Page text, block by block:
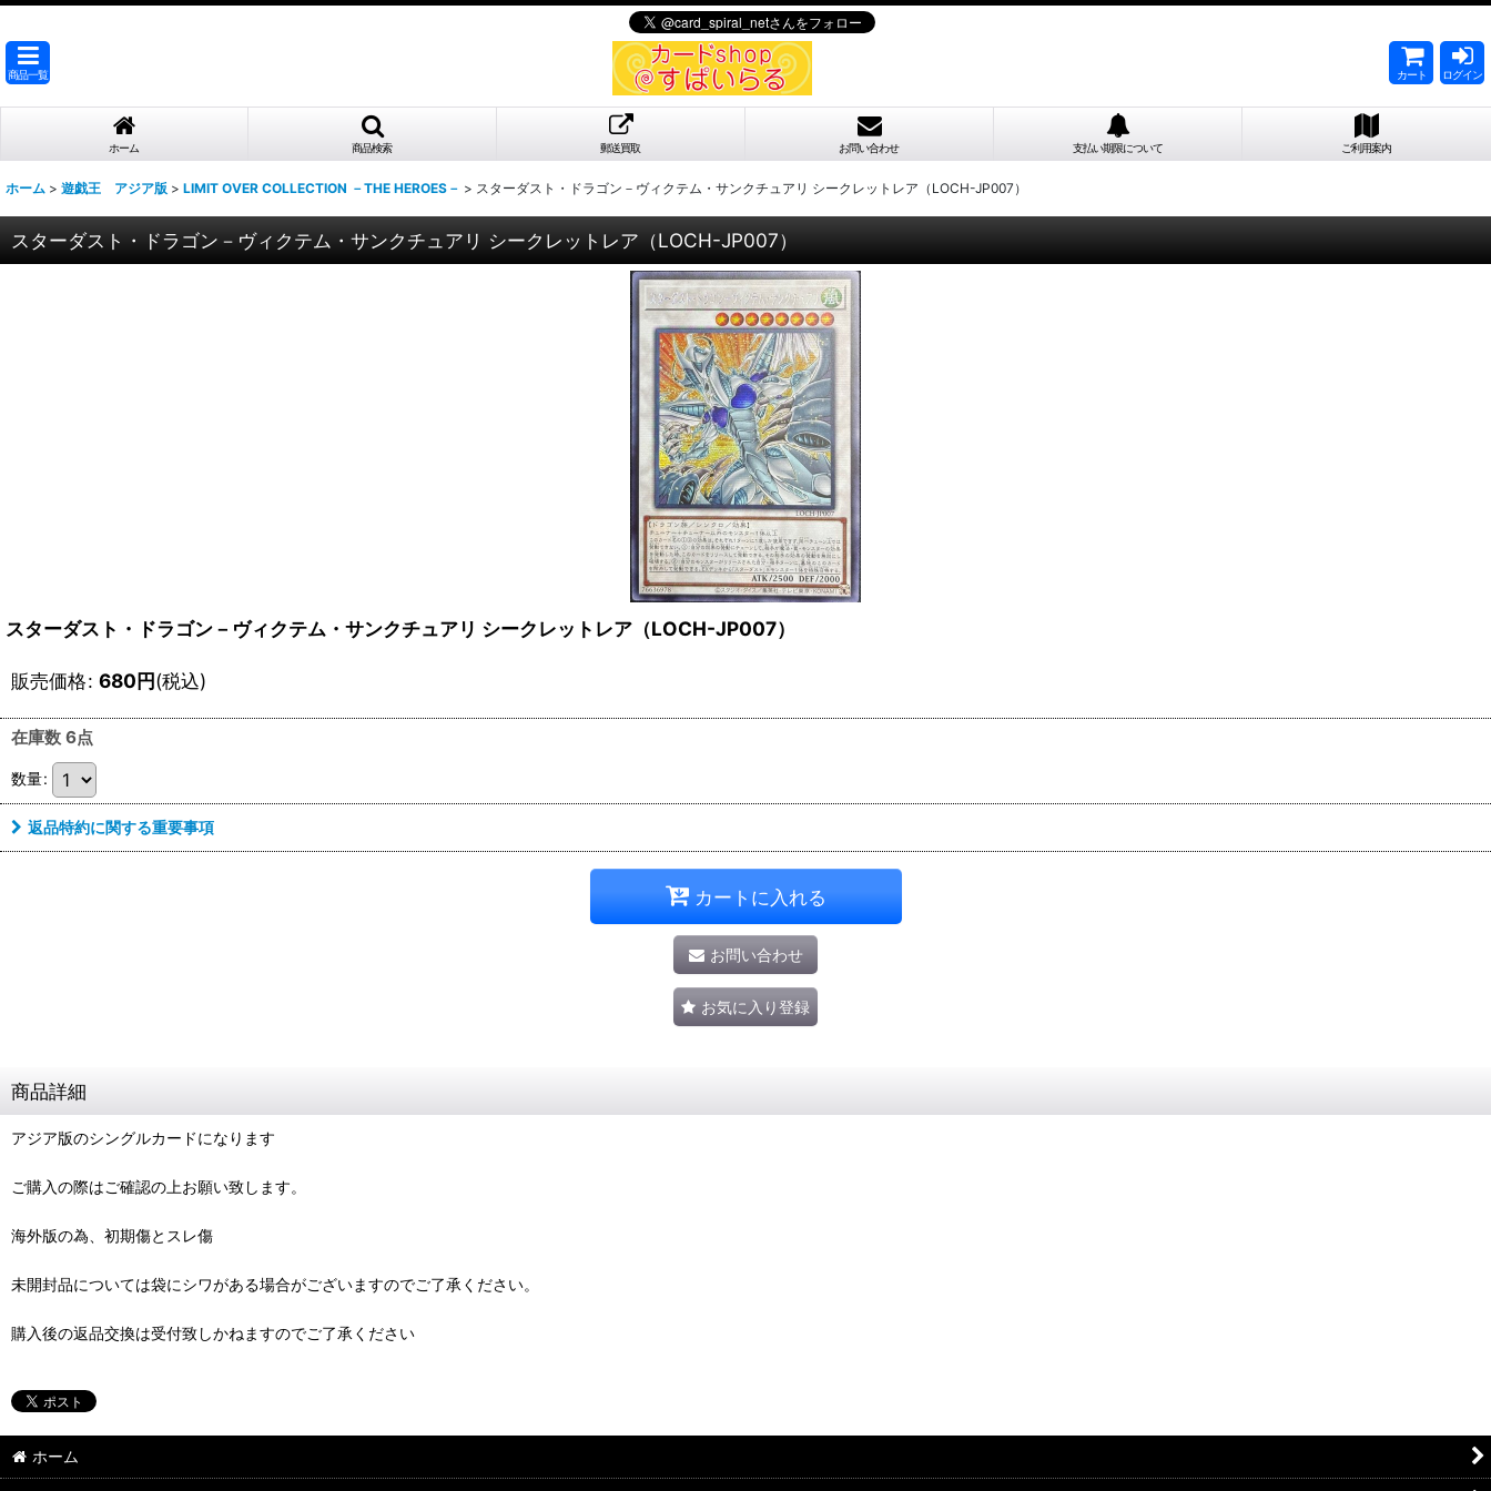
商品一覧 カート ログイン
ホーム 商品検索 郵送買取 お問い合わせ 支払い期限について ご利用案内
ホーム > 遊戯王 アジア版 > LIMIT OVER COLLECTION －THE HEROES－ > スターダスト・ドラゴン－ヴィクテム・サンクチュアリ シークレットレア（LOCH-JP007）
スターダスト・ドラゴン－ヴィクテム・サンクチュアリ シークレットレア（LOCH-JP007）
スターダスト・ドラゴン－ヴィクテム・サンクチュアリ シークレットレア（LOCH-JP007）
販売価格: 680円(税込)
在庫数 6点
数量:
返品特約に関する重要事項
カートに入れる
お問い合わせ
お気に入り登録
商品詳細
アジア版のシングルカードになります
ご購入の際はご確認の上お願い致します。
海外版の為、初期傷とスレ傷
未開封品については袋にシワがある場合がございますのでご了承ください。
購入後の返品交換は受付致しかねますのでご了承ください
ホーム